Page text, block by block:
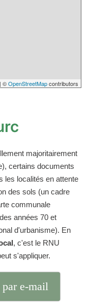
| ©OpenStreetMapcontributors
majoritairement
certains documents
les localités en attente
des sols (un cadre
communale
années 70 et
d'urbanisme). En
, c'est le RNU
s'appliquer.
e-mail